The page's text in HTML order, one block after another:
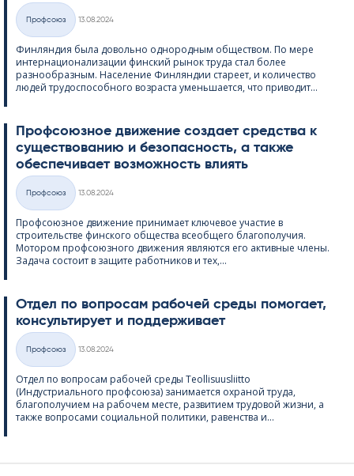
Категории
Профсоюз
13.08.2024
Финляндия была довольно однородным обществом. По мере
интернационализации финский рынок труда стал более
разнообразным. Население Финляндии стареет, и количество
людей трудоспособного возраста уменьшается, что приводит...
Профсоюзное движение создает средства к
существованию и безопасность, а также
обеспечивает возможность влиять
Категории
Профсоюз
13.08.2024
Профсоюзное движение принимает ключевое участие в
строительстве финского общества всеобщего благополучия.
Мотором профсоюзного движения являются его активные члены.
Задача состоит в защите работников и тех,...
Отдел по вопросам рабочей среды помогает,
консультирует и поддерживает
Категории
Профсоюз
13.08.2024
Отдел по вопросам рабочей среды Teol­li­suus­liitto
(Индустриального профсоюза) занимается охраной труда,
благополучием на рабочем месте, развитием трудовой жизни, а
также вопросами социальной политики, равенства и...